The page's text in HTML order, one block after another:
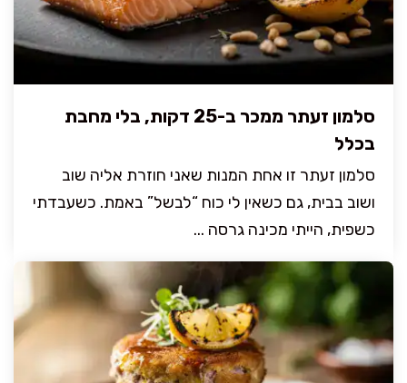
סלמון זעתר ממכר ב-25 דקות, בלי מחבת
בכלל
סלמון זעתר זו אחת המנות שאני חוזרת אליה שוב
ושוב בבית, גם כשאין לי כוח “לבשל” באמת. כשעבדתי
כשפית, הייתי מכינה גרסה ...